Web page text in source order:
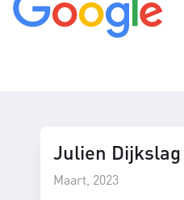
Julien Dijkslag
Maart, 2023